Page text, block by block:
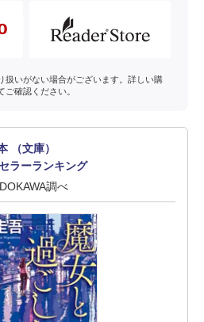
いがない場合がございます。詳しい購
ご確認ください。
（文庫）
ラーランキング
調べ